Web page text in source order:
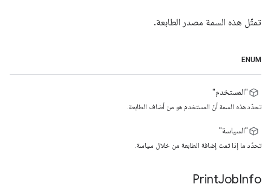
تمثّل هذه السمة مصدر الطابعة.
ENUM
"المستخدم"
تحدّد هذه السمة أنّ المستخدم هو من أضاف الطابعة.
"السياسة"
تحدّد ما إذا تمت إضافة الطابعة من خلال سياسة.
PrintJobInfo